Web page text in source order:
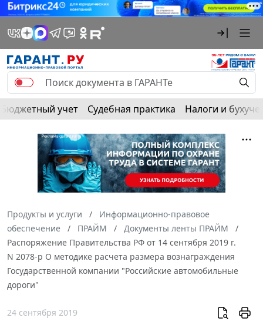
Бюджетный учет Судебная практика Налоги и
Продукты и услуги
Информационно-правовое
обеспечение
ПРАЙМ
Документы ленты ПРАЙМ
Распоряжение Правительства РФ от 14 сентября 2019 г.
N 2078-р О методике расчета размера вознаграждения
Государственной компании "Российские автомобильные
дороги"
24 сентября 2019